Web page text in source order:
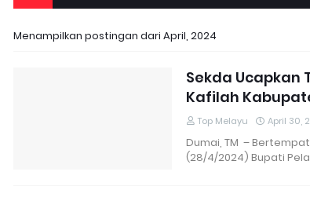
OTONOMI OPINI
Menampilkan postingan dari April, 2024
Sekda Ucapkan
Kafilah
Top Melayu April 30,
Dumai, TM –
(28/4/2024) Bupati